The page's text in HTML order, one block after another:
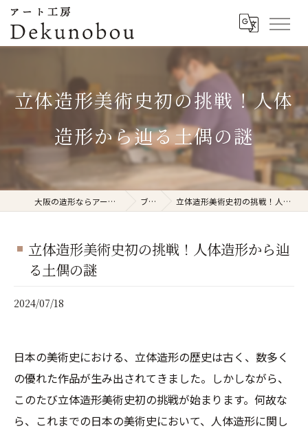
立体造形美術史初の挑戦！人体
造形から辿る土偶の謎
大阪の造形ならアート工房Dekunobou ブログ 立体造形美術史初の挑戦！人体造形から辿る土偶の謎
立体造形美術史初の挑戦！人体造形から辿
る土偶の謎
2024/07/18
日本の美術史における、立体造形の歴史は古く、数多く
の優れた作品が生み出されてきました。しかしながら、
このたび立体造形美術史初の挑戦が始まります。何故な
ら、これまでの日本の美術史において、人体造形に関し